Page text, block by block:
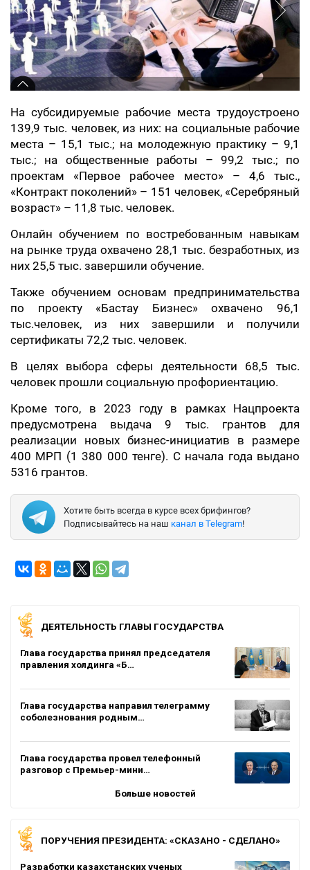
На субсидируемые рабочие места трудоустроено
139,9 тыс. человек, из них: на социальные рабочие
места – 15,1 тыс.; на молодежную практику – 9,1
тыс.; на общественные работы – 99,2 тыс.; по
проектам «Первое рабочее место» – 4,6 тыс.,
«Контракт поколений» – 151 человек, «Серебряный
возраст» – 11,8 тыс. человек.
Онлайн обучением по востребованным навыкам
на рынке труда охвачено 28,1 тыс. безработных, из
них 25,5 тыс. завершили обучение.
Также обучением основам предпринимательства
по проекту «Бастау Бизнес» охвачено 96,1
тыс.человек, из них завершили и получили
сертификаты 72,2 тыс. человек.
В целях выбора сферы деятельности 68,5 тыс.
человек прошли социальную профориентацию.
Кроме того, в 2023 году в рамках Нацпроекта
предусмотрена выдача 9 тыс. грантов для
реализации новых бизнес-инициатив в размере
400 МРП (1 380 000 тенге). С начала года выдано
5316 грантов.
Хотите быть всегда в курсе всех брифингов?
Подписывайтесь на наш канал в Telegram!
ДЕЯТЕЛЬНОСТЬ ГЛАВЫ ГОСУДАРСТВА
Глава государства принял председателя
правления холдинга «Б…
Глава государства направил телеграмму
соболезнования родным…
Глава государства провел телефонный
разговор с Премьер-мини…
Больше новостей
ПОРУЧЕНИЯ ПРЕЗИДЕНТА: «СКАЗАНО - СДЕЛАНО»
Разработки казахстанских ученых